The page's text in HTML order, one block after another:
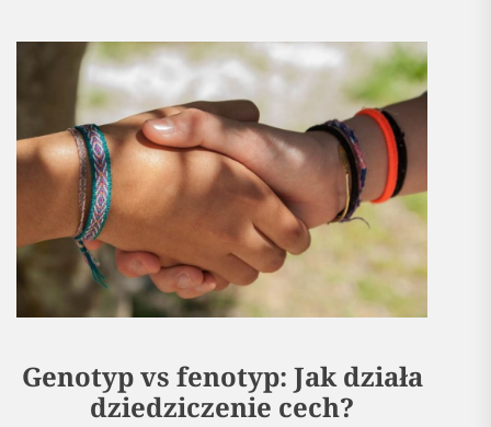
Genotyp vs fenotyp: Jak działa
dziedziczenie cech?